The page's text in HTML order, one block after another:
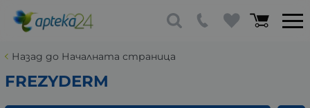
Назад до Началната страница
FREZYDERM